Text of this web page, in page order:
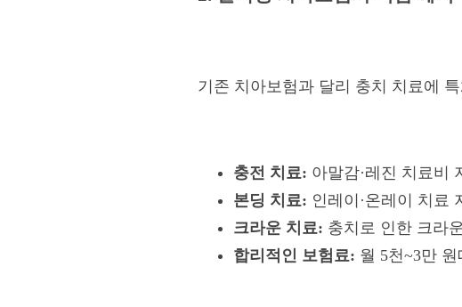
기존 치아보험과 달리 충치 치료에
충전 치료: 아말감·레진 치료비
본딩 치료: 인레이·온레이 치료
크라운 치료: 충치로 인한 크라
합리적인 보험료: 월 5천~3만